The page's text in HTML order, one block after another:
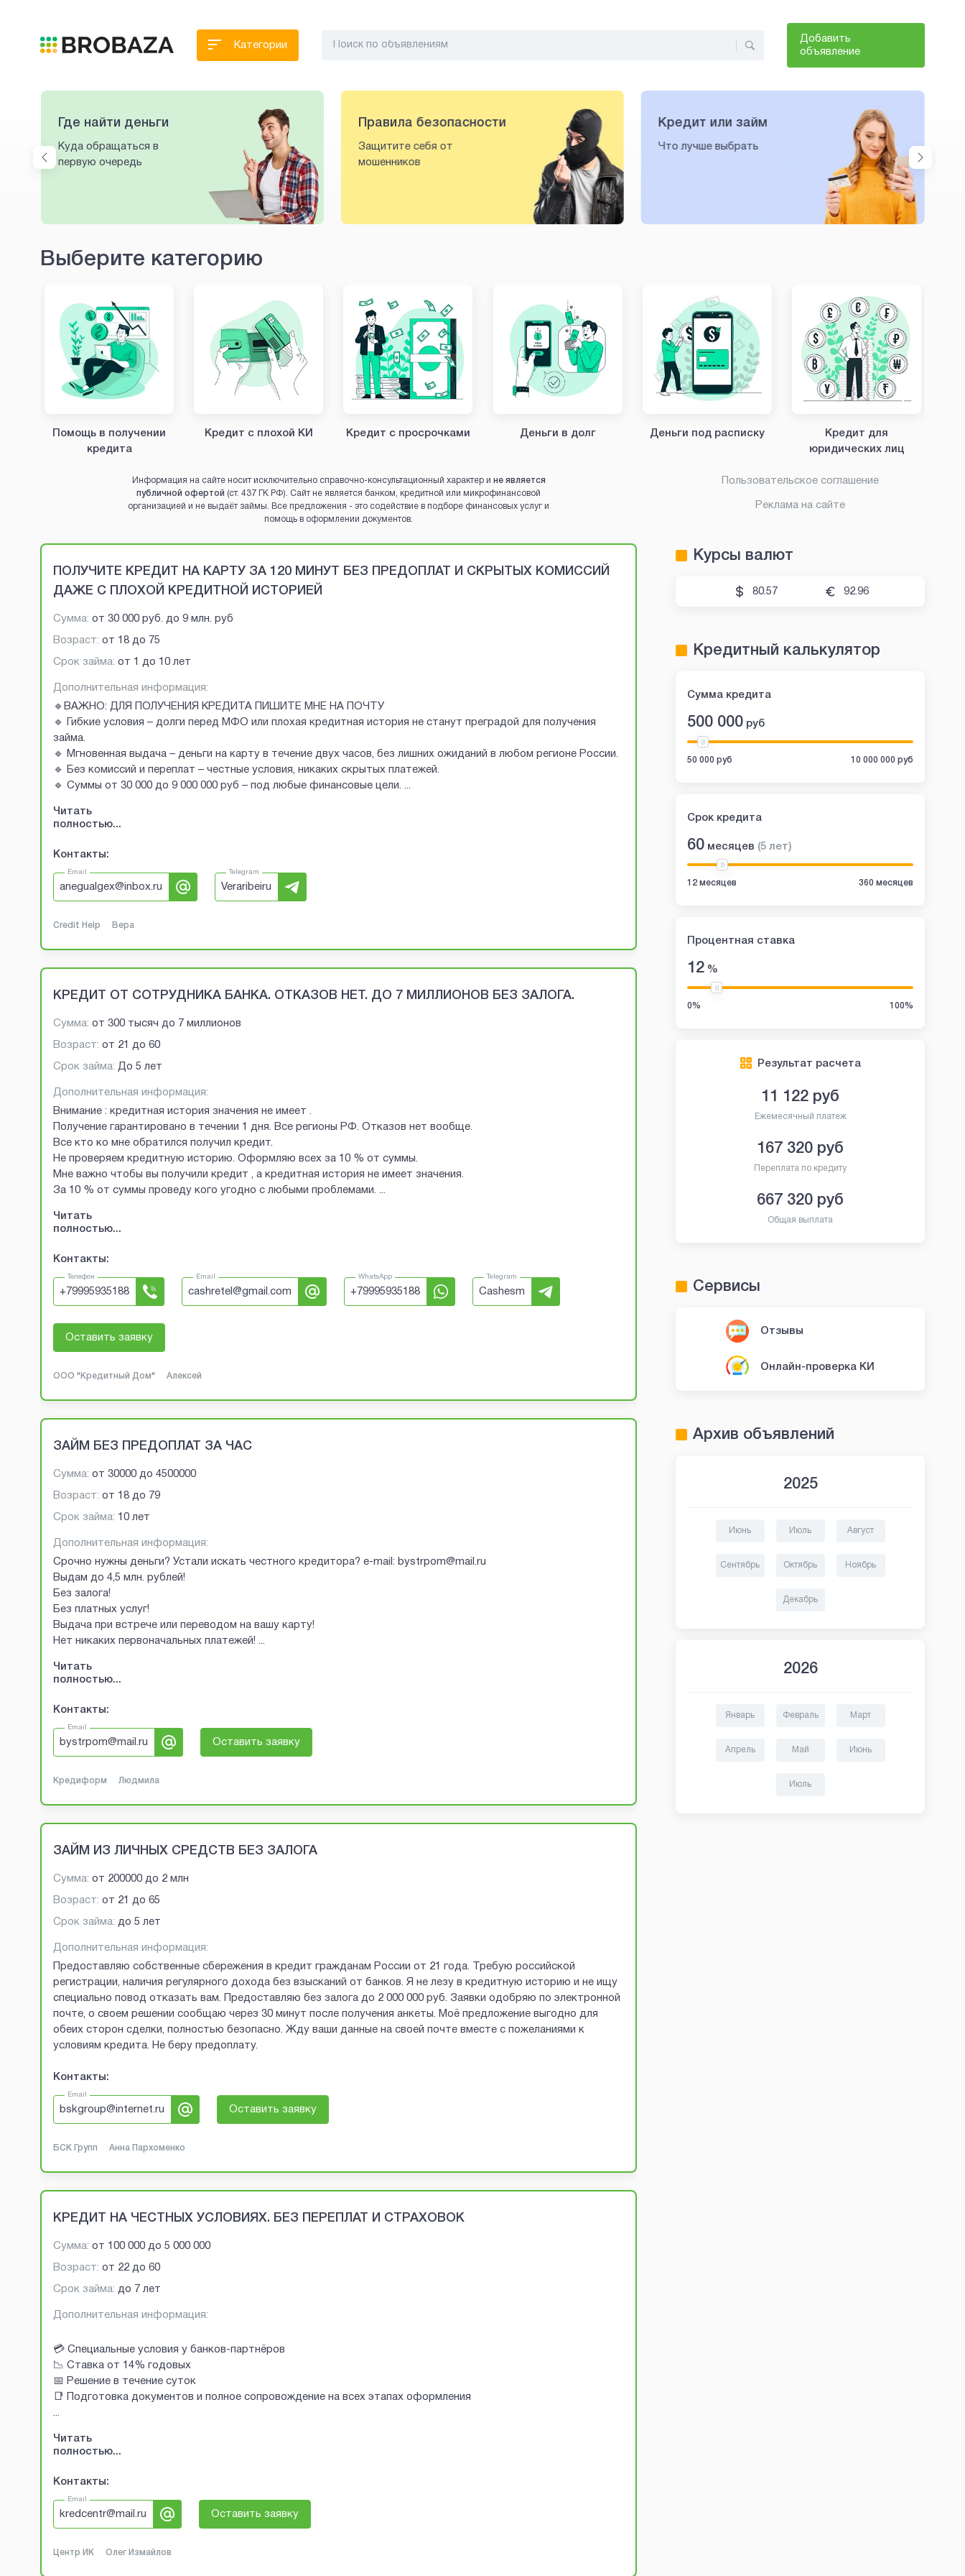
Добавить
объявление
Категории
Где найти деньги
Куда обращаться в
первую очередь
Правила безопасности
Защитите себя от
мошенников
Кредит или займ
Что лучше выбрать
Выберите категорию
Помощь в получении
кредита
Кредит с плохой КИ Кредит с просрочками Деньги в долг Деньги под расписку
Кредит для
юридических лиц
Информация на сайте носит исключительно справочно-консультационный характер и не является
публичной офертой (ст. 437 ГК РФ). Сайт не является банком, кредитной или микрофинансовой
организацией и не выдаёт займы. Все предложения - это содействие в подборе финансовых услуг и
помощь в оформлении документов.
Brobaza - VIP-объявления
ПОЛУЧИТЕ КРЕДИТ НА КАРТУ ЗА 120 МИНУТ БЕЗ ПРЕДОПЛАТ И СКРЫТЫХ КОМИССИЙ
ДАЖЕ С ПЛОХОЙ КРЕДИТНОЙ ИСТОРИЕЙ
Сумма: от 30 000 руб. до 9 млн. руб
Возраст: от 18 до 75
Срок займа: от 1 до 10 лет
Дополнительная информация:
🔹ВАЖНО: ДЛЯ ПОЛУЧЕНИЯ КРЕДИТА ПИШИТЕ МНЕ НА ПОЧТУ
🔹 Гибкие условия – долги перед МФО или плохая кредитная история не станут преградой для получения
займа.
🔹 Мгновенная выдача – деньги на карту в течение двух часов, без лишних ожиданий в любом регионе России.
🔹 Без комиссий и переплат – честные условия, никаких скрытых платежей.
🔹 Суммы от 30 000 до 9 000 000 руб – под любые финансовые цели. ...
Читать
полностью...
Контакты:
Email
anegualgex@inbox.ru
Telegram
Veraribeiru
Credit Help Вера
КРЕДИТ ОТ СОТРУДНИКА БАНКА. ОТКАЗОВ НЕТ. ДО 7 МИЛЛИОНОВ БЕЗ ЗАЛОГА.
Сумма: от 300 тысяч до 7 миллионов
Возраст: от 21 до 60
Срок займа: До 5 лет
Дополнительная информация:
Внимание : кредитная история значения не имеет .
Получение гарантировано в течении 1 дня. Все регионы РФ. Отказов нет вообще.
Все кто ко мне обратился получил кредит.
Не проверяем кредитную историю. Оформляю всех за 10 % от суммы.
Мне важно чтобы вы получили кредит , а кредитная история не имеет значения.
За 10 % от суммы проведу кого угодно с любыми проблемами. ...
Читать
полностью...
Контакты:
Телефон
+79995935188
Email
cashretel@gmail.com
WhatsApp
+79995935188
Telegram
Cashesm
Оставить заявку
ООО "Кредитный Дом" Алексей
ЗАЙМ БЕЗ ПРЕДОПЛАТ ЗА ЧАС
Сумма: от 30000 до 4500000
Возраст: от 18 до 79
Срок займа: 10 лет
Дополнительная информация:
Срочно нужны деньги? Устали искать честного кредитора? e-mail: bystrpom@mail.ru
Выдам до 4,5 млн. рублей!
Без залога!
Без платных услуг!
Выдача при встрече или переводом на вашу карту!
Нет никаких первоначальных платежей! ...
Читать
полностью...
Контакты:
Email
bystrpom@mail.ru Оставить заявку
Кредиформ Людмила
ЗАЙМ ИЗ ЛИЧНЫХ СРЕДСТВ БЕЗ ЗАЛОГА
Сумма: от 200000 до 2 млн
Возраст: от 21 до 65
Срок займа: до 5 лет
Дополнительная информация:
Предоставляю собственные сбережения в кредит гражданам России от 21 года. Требую российской
регистрации, наличия регулярного дохода без взысканий от банков. Я не лезу в кредитную историю и не ищу
специально повод отказать вам. Предоставляю без залога до 2 000 000 руб. Заявки одобряю по электронной
почте, о своем решении сообщаю через 30 минут после получения анкеты. Моё предложение выгодно для
обеих сторон сделки, полностью безопасно. Жду ваши данные на своей почте вместе с пожеланиями к
условиям кредита. Не беру предоплату.
Контакты:
Email
bskgroup@internet.ru Оставить заявку
БСК Групп Анна Пархоменко
КРЕДИТ НА ЧЕСТНЫХ УСЛОВИЯХ. БЕЗ ПЕРЕПЛАТ И СТРАХОВОК
Сумма: от 100 000 до 5 000 000
Возраст: от 22 до 60
Срок займа: до 7 лет
Дополнительная информация:
💳 Специальные условия у банков-партнёров
📉 Ставка от 14% годовых
📅 Решение в течение суток
📑 Подготовка документов и полное сопровождение на всех этапах оформления
...
Читать
полностью...
Контакты:
Email
kredcentr@mail.ru Оставить заявку
Центр ИК Олег Измайлов
Пользовательское соглашение
Реклама на сайте
Курсы валют
80.57 92.96
Кредитный калькулятор
Сумма кредита
500 000 руб
50 000 руб 10 000 000 руб
Срок кредита
60 месяцев (5 лет)
12 месяцев 360 месяцев
Процентная ставка
12 %
0% 100%
Результат расчета
11 122 руб
Ежемесячный платеж
167 320 руб
Переплата по кредиту
667 320 руб
Общая выплата
Сервисы
Отзывы
Онлайн-проверка КИ
Архив объявлений
2025
Июнь Июль Август
Сентябрь Октябрь Ноябрь
Декабрь
2026
Январь Февраль Март
Апрель Май Июнь
Июль